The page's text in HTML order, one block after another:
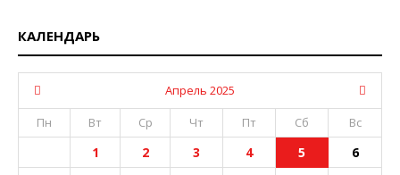
КАЛЕНДАРЬ
Апрель 2025
Пн
Вт Ср Чт Пт Сб Вс
1 2 3 4 5
6